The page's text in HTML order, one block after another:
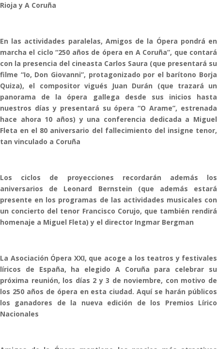
Rioja y A Coruña
En las actividades paralelas, Amigos de la Ópera pondrá en
marcha el ciclo “250 años de ópera en A Coruña”, que contará
con la presencia del cineasta Carlos Saura (que presentará su
filme “Io, Don Giovanni”, protagonizado por el barítono Borja
Quiza), el compositor vigués Juan Durán (que trazará un
panorama de la ópera gallega desde sus inicios hasta
nuestros días y presentará su ópera “O Arame”, estrenada
hace ahora 10 años) y una conferencia dedicada a Miguel
Fleta en el 80 aniversario del fallecimiento del insigne tenor,
tan vinculado a Coruña
Los ciclos de proyecciones recordarán además los
aniversarios de Leonard Bernstein (que además estará
presente en los programas de las actividades musicales con
un concierto del tenor Francisco Corujo, que también rendirá
homenaje a Miguel Fleta) y el director Ingmar Bergman
La Asociación Ópera XXI, que acoge a los teatros y festivales
líricos de España, ha elegido A Coruña para celebrar su
próxima reunión, los días 2 y 3 de noviembre, con motivo de
los 250 años de ópera en esta ciudad. Aquí se harán públicos
los ganadores de la nueva edición de los Premios Lírico
Nacionales